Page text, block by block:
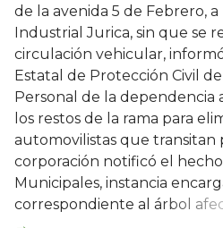
de la avenida 5 de Febrero,
Industrial Jurica, sin que se
circulación vehicular,
Estatal de Protección Civil
Personal de la dependencia
los restos de la rama para
automovilistas que transitan
corporación notificó el
Municipales, instancia
correspondiente al árbol